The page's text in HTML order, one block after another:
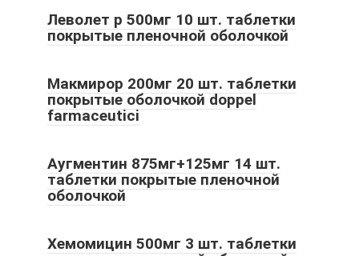
Леволет р 500мг 10 шт. таблетки
покрытые пленочной оболочкой
Макмирор 200мг 20 шт. таблетки
покрытые оболочкой doppel
farmaceutici
Аугментин 875мг+125мг 14 шт.
таблетки покрытые пленочной
оболочкой
Хемомицин 500мг 3 шт. таблетки